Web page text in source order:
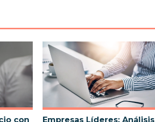
con
Empresas Líderes: Análisis